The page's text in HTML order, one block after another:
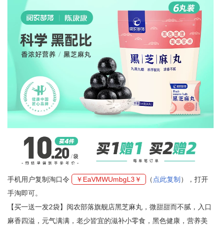
手机用户复制淘口令 ￥EaVMWUmbgL3￥ （ 点此复制 ），打开
手淘即可。
【买一送一发2袋】阅农部落旗舰店黑芝麻丸，微甜甜而不腻，入口
麻香四溢，元气满满，老少皆宜的滋补小零食，黑色健康，营养美